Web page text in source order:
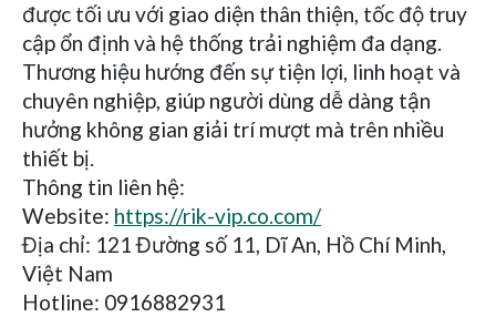
được tối ưu với giao diện thân thiện, tốc độ truy
cập ổn định và hệ thống trải nghiệm đa dạng.
Thương hiệu hướng đến sự tiện lợi, linh hoạt và
chuyên nghiệp, giúp người dùng dễ dàng tận
hưởng không gian giải trí mượt mà trên nhiều
thiết bị.
Thông tin liên hệ:
Website: https://rik-vip.co.com/
Địa chỉ: 121 Đường số 11, Dĩ An, Hồ Chí Minh,
Việt Nam
Hotline: 0916882931